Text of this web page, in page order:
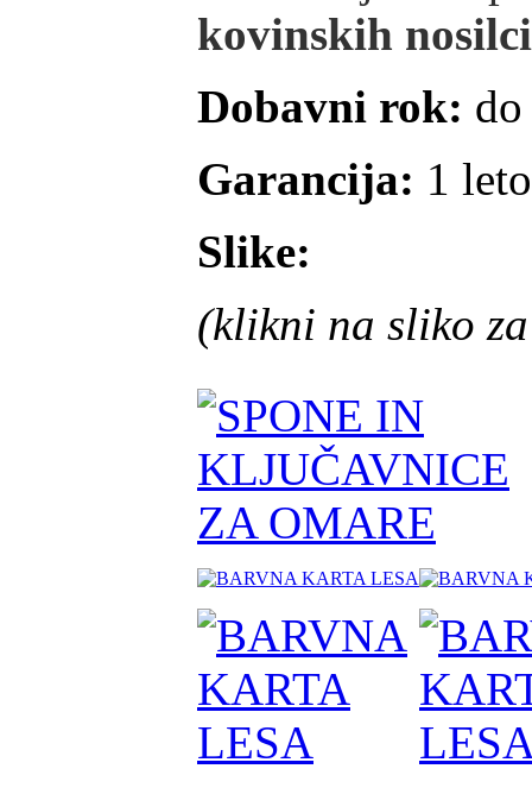
kovinskih
Dobavni rok:
Garancija: 1 leto
Slike:
(klikni na sliko